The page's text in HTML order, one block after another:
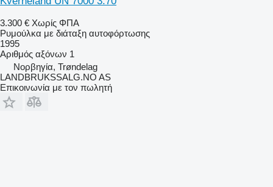
3.300 € Χωρίς ΦΠΑ
Ρυμούλκα με διάταξη αυτοφόρτωσης
1995
Αριθμός αξόνων 1
Νορβηγία, Trøndelag
LANDBRUKSSALG.NO AS
Επικοινωνία με τον πωλητή